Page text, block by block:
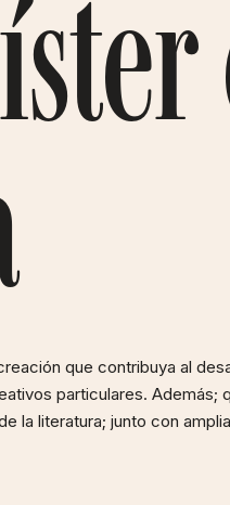
que contribuya al
particulares. Además;
la literatura; junto con